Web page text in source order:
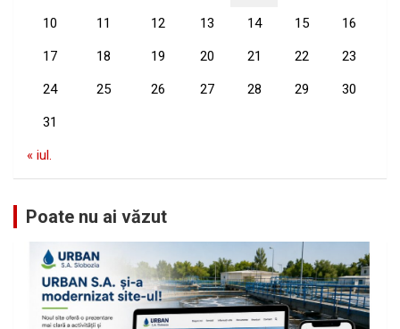
10 11 12 13 14 15 16
17 18 19 20 21 22 23
24 25 26 27 28 29 30
31
« iul.
Poate nu ai văzut